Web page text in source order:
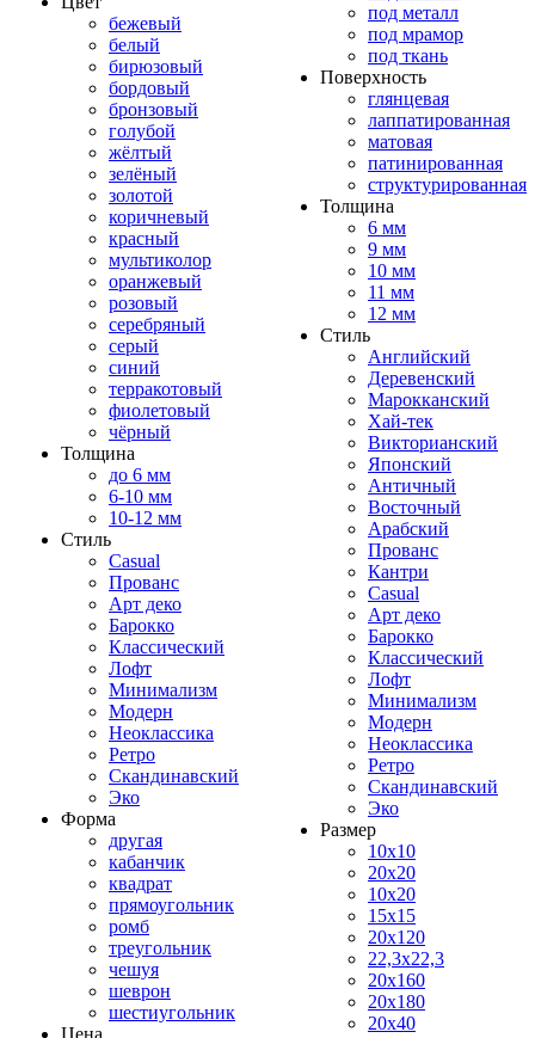
бежевый
белый
бирюзовый
бордовый
бронзовый
голубой
жёлтый
зелёный
золотой
коричневый
красный
мультиколор
оранжевый
розовый
серебряный
серый
синий
терракотовый
фиолетовый
чёрный
Толщина
до 6 мм
6-10 мм
10-12 мм
Стиль
Casual
Прованс
Арт деко
Барокко
Классический
Лофт
Минимализм
Модерн
Неоклассика
Ретро
Скандинавский
Эко
Форма
другая
кабанчик
квадрат
прямоугольник
ромб
треугольник
чешуя
шеврон
шестиугольник
Цена
под металл
под мрамор
под ткань
Поверхность
глянцевая
лаппатированная
матовая
патинированная
структурированная
Толщина
6 мм
9 мм
10 мм
11 мм
12 мм
Стиль
Английский
Деревенский
Марокканский
Хай-тек
Викторианский
Японский
Античный
Восточный
Арабский
Прованс
Кантри
Casual
Арт деко
Барокко
Классический
Лофт
Минимализм
Модерн
Неоклассика
Ретро
Скандинавский
Эко
Размер
10x10
20x20
10x20
15x15
20x120
22,3x22,3
20x160
20x180
20x40